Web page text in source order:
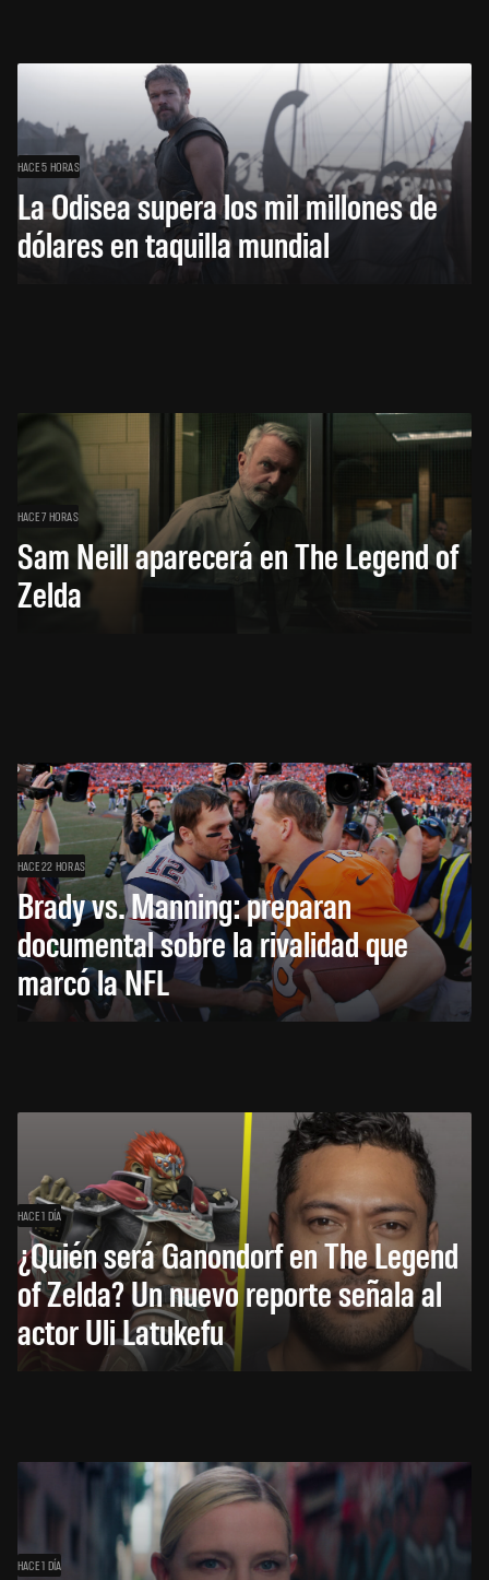
HACE 5 HORAS
La Odisea supera los mil millones de
dólares en taquilla mundial
HACE 7 HORAS
Sam Neill aparecerá en The Legend of
Zelda
HACE 22 HORAS
Brady vs. Manning: preparan
documental sobre la rivalidad que
marcó la NFL
HACE 1 DÍA
¿Quién será Ganondorf en The Legend
of Zelda? Un nuevo reporte señala al
actor Uli Latukefu
HACE 1 DÍA